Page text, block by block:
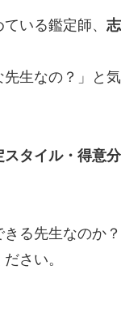
いる鑑定師、
生なの？」と
スタイル・得意
る先生なのか
さい。